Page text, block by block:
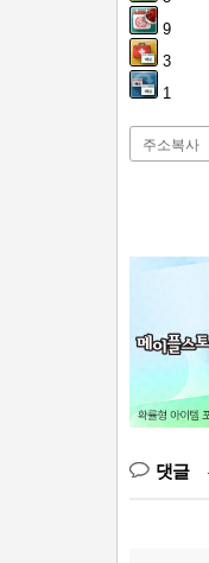
9
3
1
주소복사
댓글